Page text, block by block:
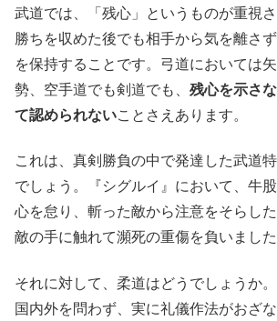
武道では、「残心」というものが重視さ
勝ちを収めた後でも相手から気を離さ
を保持することです。弓道においては
勢、空手道でも剣道でも、 残心を示さ
て認められないことさえあります。
これは、真剣勝負の中で発達した武道
でしょう。『シグルイ』において、牛
心を怠り、斬った敵から注意をそらし
敵の手に触れて瀕死の重傷を負いました
それに対して、柔道はどうでしょうか。
国内外を問わず、実に礼儀作法がおざな